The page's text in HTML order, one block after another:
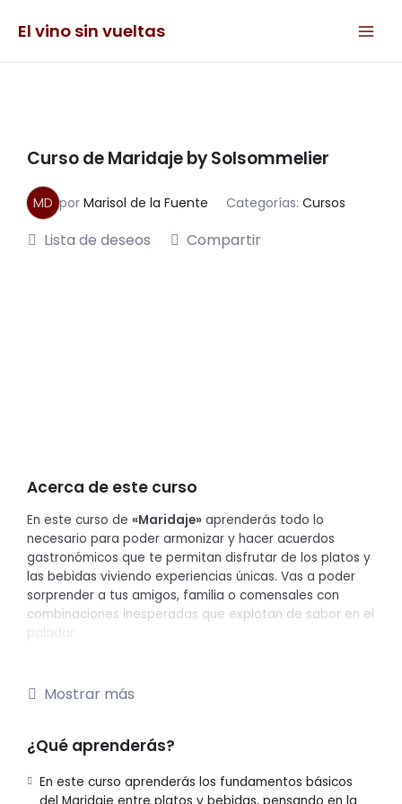
El vino sin vueltas
Curso de Maridaje by Solsommelier
MD porMarisol de la Fuente Categorías:Cursos
Lista de deseos Compartir
Acerca de este curso
En este curso de«Maridaje» aprenderás todo lo
necesario para poder armonizar y hacer acuerdos
gastronómicos que te permitan disfrutar de los platos y
las bebidas viviendo experiencias únicas. Vas a poder
sorprender a tus amigos, familia o comensales con
combinaciones inesperadas que explotan de sabor en el
paladar.
ofrece la gastronomía con sus distintiso tipos de
los detalles de un maridaje exitoso.
¿Cómo accedo al curso?
Mostrar más
¿Qué aprenderás?
En este curso aprenderás los fundamentos básicos